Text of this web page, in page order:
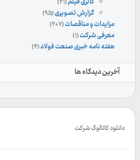
گزارش تصویری(۹۵)
مزایدات و مناقصات(۲۰۷)
معرفی شرکت(۱)
هفته نامه خبری صنعت فولاد(۴)
آخرین دیدگاه ها
دانلود کاتالوگ شرکت